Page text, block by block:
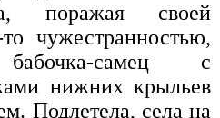
поражая своей
чужестранностью,
бабочка-самец с
нижних крыльев
Подлетела, села на